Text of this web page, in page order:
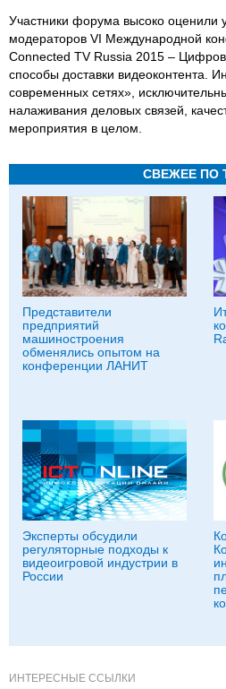
Участники форума высоко оценили
модераторов VI Международной
Connected TV Russia 2015 –
способы доставки видеоконтента.
современных сетях»,
налаживания деловых связей,
мероприятия в целом.
СВЕЖЕЕ ПО
Представители
предприятий
машиностроения
обменялись опытом на
конференции ЛАНИТ
Эксперты обсудили
регуляторные подходы к
видеоигровой индустрии в
России
ИНТЕРЕСНЫЕ ССЫЛКИ